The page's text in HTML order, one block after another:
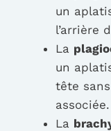
un
l’arrière
La
un
tête
associée.
La